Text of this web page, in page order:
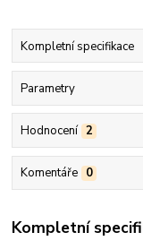
Kompletní specifikace
Parametry
Hodnocení 2
Komentáře 0
Kompletní